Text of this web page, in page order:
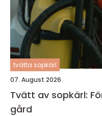
tvätta sopkärl
07. August 2026
Tvätt av sopkärl:
gård